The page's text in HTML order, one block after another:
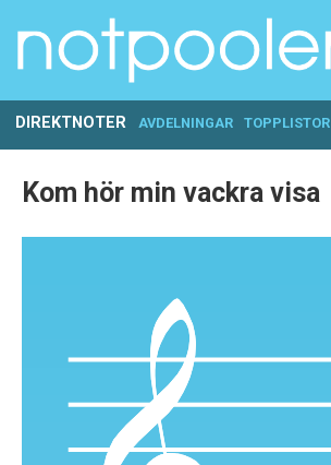
DIREKTNOTER AVDELNINGAR TOPPLISTOR
Kom hör min vackra visa